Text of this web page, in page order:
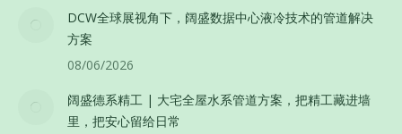
DCW全球展视角下，阔盛数据中心液冷技术的管道解决
方案
08/06/2026
阔盛德系精工 | 大宅全屋水系管道方案，把精工藏进墙
里，把安心留给日常